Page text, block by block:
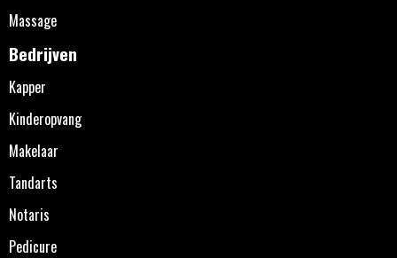
Massage
Bedrijven
Kapper
Kinderopvang
Makelaar
Tandarts
Notaris
Pedicure